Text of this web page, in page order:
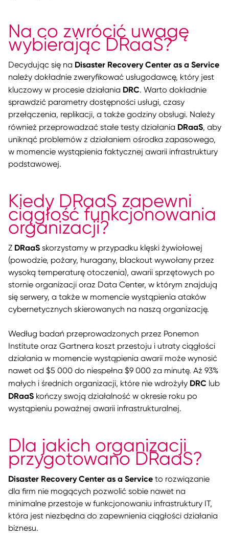
Na co zwrócić uwagę
wybierając DRaaS?
Decydując się na Disaster Recovery Center as a Service
należy dokładnie zweryfikować usługodawcę, który jest
kluczowy w procesie działania DRC. Warto dokładnie
sprawdzić parametry dostępności usługi, czasy
przełączenia, replikacji, a także godziny obsługi. Należy
również przeprowadzać stałe testy działania DRaaS, aby
uniknąć problemów z działaniem ośrodka zapasowego,
w momencie wystąpienia faktycznej awarii infrastruktury
podstawowej.
Kiedy DRaaS zapewni
ciągłość funkcjonowania
organizacji?
Z DRaaS skorzystamy w przypadku klęski żywiołowej
(powodzie, pożary, huragany, blackout wywołany przez
wysoką temperaturę otoczenia), awarii sprzętowych po
stornie organizacji oraz Data Center, w którym znajdują
się serwery, a także w momencie wystąpienia ataków
cybernetycznych skierowanych na naszą organizację.
Według badań przeprowadzonych przez Ponemon
Institute oraz Gartnera koszt przestoju i utraty ciągłości
działania w momencie wystąpienia awarii może wynosić
nawet od $5 000 do niespełna $9 000 za minutę. Aż 93%
małych i średnich organizacji, które nie wdrożyły DRC lub
DRaaS kończy swoją działalność w okresie roku po
wystąpieniu poważnej awarii infrastrukturalnej.
Dla jakich organizacji
przygotowano DRaaS?
Disaster Recovery Center as a Serviceto rozwiązanie
dla firm nie mogących pozwolić sobie nawet na
minimalne przestoje w funkcjonowaniu infrastruktury IT,
która jest niezbędna do zapewnienia ciągłości działania
biznesu.